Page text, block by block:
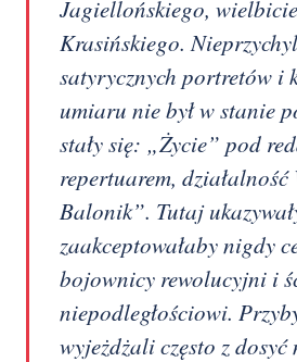
Jagiellońskiego,
Krasińskiego.
satyrycznych portretów i
umiaru nie był w stanie
stały się: „Życie” pod
repertuarem,
Balonik”. Tutaj
zaakceptowałaby nigdy
bojownicy rewolucyjni i
niepodległościowi.
wyjeżdżali często z